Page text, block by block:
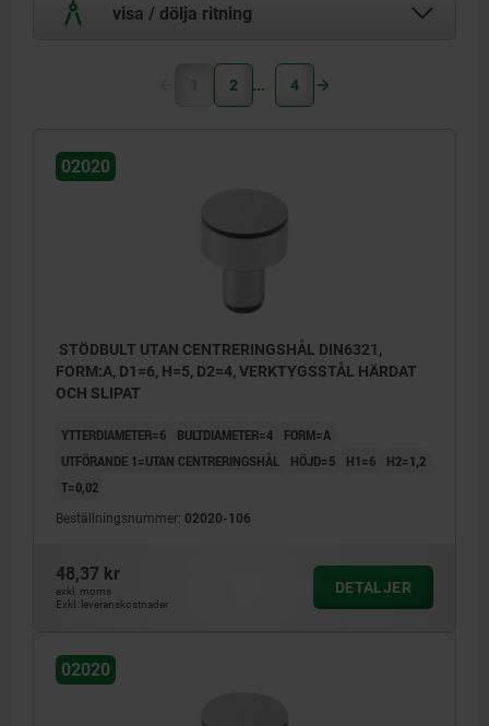
visa / dölja ritning
Form A: stödbult
Form C: styrbult avplanad
1 2 4
02020
STÖDBULT UTAN CENTRERINGSHÅL DIN6321,
FORM:A, D1=6, H=5, D2=4, VERKTYGSSTÅL HÄRDAT
OCH SLIPAT
YTTERDIAMETER=6 BULTDIAMETER=4
FORM=A
UTFÖRANDE 1=UTAN CENTRERINGSHÅL
HÖJD=5 H1=6
H2=1,2
T=0,02
Beställningsnummer: 02020-106
48,37 kr
exkl. moms
Exkl. leveranskostnader
DETALJER
02020